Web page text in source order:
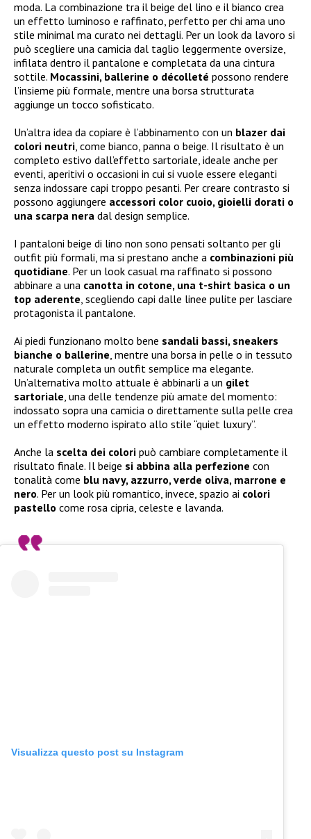
moda. La combinazione tra il beige del lino e il bianco crea
un effetto luminoso e raffinato, perfetto per chi ama uno
stile minimal ma curato nei dettagli. Per un look da lavoro si
può scegliere una camicia dal taglio leggermente oversize,
infilata dentro il pantalone e completata da una cintura
sottile. Mocassini, ballerine o décolleté possono rendere
l’insieme più formale, mentre una borsa strutturata
aggiunge un tocco sofisticato.
Un’altra idea da copiare è l’abbinamento con un blazer dai
colori neutri, come bianco, panna o beige. Il risultato è un
completo estivo dall’effetto sartoriale, ideale anche per
eventi, aperitivi o occasioni in cui si vuole essere eleganti
senza indossare capi troppo pesanti. Per creare contrasto si
possono aggiungere accessori color cuoio, gioielli dorati o
una scarpa nera dal design semplice.
I pantaloni beige di lino non sono pensati soltanto per gli
outfit più formali, ma si prestano anche a combinazioni più
quotidiane. Per un look casual ma raffinato si possono
abbinare a una canotta in cotone, una t-shirt basica o un
top aderente, scegliendo capi dalle linee pulite per lasciare
protagonista il pantalone.
Ai piedi funzionano molto bene sandali bassi, sneakers
bianche o ballerine, mentre una borsa in pelle o in tessuto
naturale completa un outfit semplice ma elegante.
Un’alternativa molto attuale è abbinarli a un gilet
sartoriale, una delle tendenze più amate del momento:
indossato sopra una camicia o direttamente sulla pelle crea
un effetto moderno ispirato allo stile “quiet luxury”.
Anche la scelta dei colori può cambiare completamente il
risultato finale. Il beige si abbina alla perfezione con
tonalità come blu navy, azzurro, verde oliva, marrone e
nero. Per un look più romantico, invece, spazio ai colori
pastello come rosa cipria, celeste e lavanda.
Visualizza questo post su Instagram